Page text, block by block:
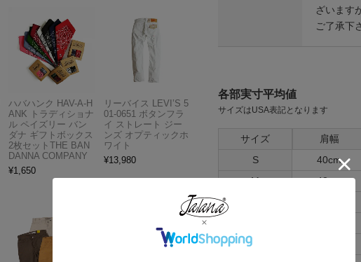
ざいます
ご了承下
各部実寸平均値
サイズはUSA表記となります
サイズ 肩幅
S
40cm
M
43cm
XXL
ハバハンク HAV-A-H
ANK トラディショナ
ル ペイズリー バン
ダナ ギフトボックス
2枚セットTHE BAN
DANNA COMPANY
¥1,650
リーバイス LEVI’S 5
01-0651 ボタンフラ
イ ストレート ジー
ンズ オプティックホ
ワイト
¥13,980